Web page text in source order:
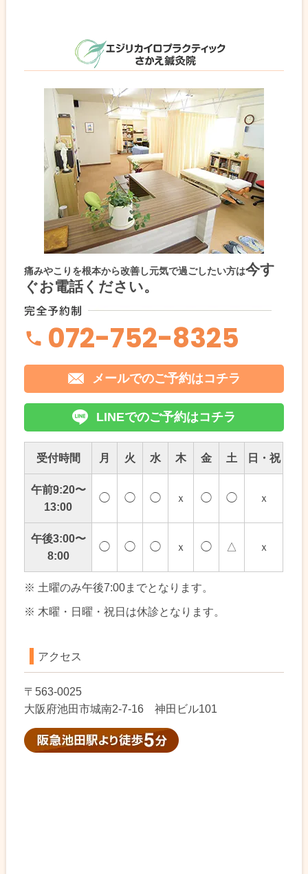
痛みやこりを根本から改善し元気で過ごしたい方は今す
ぐお電話ください。
072-752-8325
メールでのご予約はコチラ
LINEでのご予約はコチラ
受付時間 月 火 水 木 金 土 日・祝
午前9:20〜
13:00
◯ ◯ ◯ ｘ ◯ ◯ ｘ
午後3:00〜
8:00
◯ ◯ ◯ ｘ ◯ △ ｘ
※ 土曜のみ午後7:00までとなります。
※ 木曜・日曜・祝日は休診となります。
アクセス
〒563-0025
大阪府池田市城南2-7-16 神田ビル101